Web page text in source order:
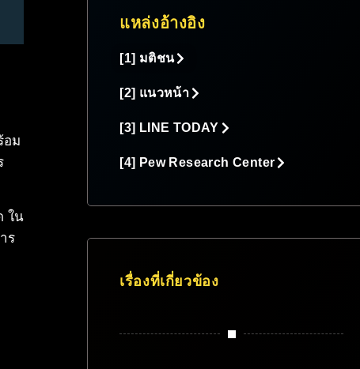
อม
ใน
ร
แหล่งอ้างอิง
[1] มติชน
[2] แนวหน้า
[3] LINE TODAY
[4] Pew Research Center
เรื่องที่เกี่ยวข้อง